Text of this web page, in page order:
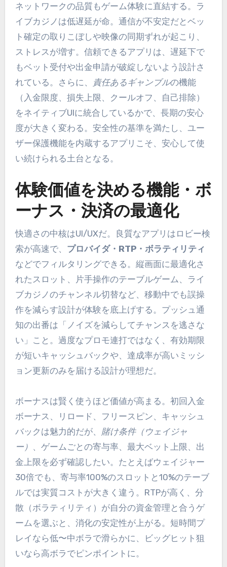
ネットワークの品質もゲーム体験に直結する。ラ
イブカジノは低遅延が命。通信が不安定だとベッ
ト確定の取りこぼしや映像の同期ずれが起こり、
ストレスが増す。信頼できるアプリは、遅延下で
もベット受付や出金申請が破綻しないよう設計さ
れている。さらに、
責任あるギャンブルの機能
（入金限度、損失上限、クールオフ、自己排除）
をネイティブUIに統合しているかで、長期の安心
度が大きく変わる。安全性の基準を満たし、ユー
ザー保護機能を内蔵するアプリこそ、安心して使
い続けられる土台となる。
体験価値を決める機能・ボ
ーナス・決済の最適化
快適さの中核はUI/UXだ。良質なアプリはロビー検
索が高速で、 プロバイダ・RTP・ボラティリティ
などでフィルタリングできる。縦画面に最適化さ
れたスロット、片手操作のテーブルゲーム、ライ
ブカジノのチャンネル切替など、移動中でも誤操
作を減らす設計が体験を底上げする。プッシュ通
知の出番は「ノイズを減らしてチャンスを逃さな
い」こと。過度なプロモ連打ではなく、有効期限
が短いキャッシュバックや、達成率が高いミッシ
ョン更新のみを届ける設計が理想だ。
ボーナスは賢く使うほど価値が高まる。初回入金
ボーナス、リロード、フリースピン、キャッシュ
バックは魅力的だが、 賭け条件（ウェイジャ
ー）
、ゲームごとの寄与率、最大ベット上限、出
金上限を必ず確認したい。たとえばウェイジャー
30倍でも、寄与率100%のスロットと10%のテーブ
ルでは実質コストが大きく違う。RTPが高く、分
散（ボラティリティ）が自分の資金管理と合うゲ
ームを選ぶと、消化の安定性が上がる。短時間プ
レイなら低〜中ボラで滑らかに、ビッグヒット狙
いなら高ボラでピンポイントに。